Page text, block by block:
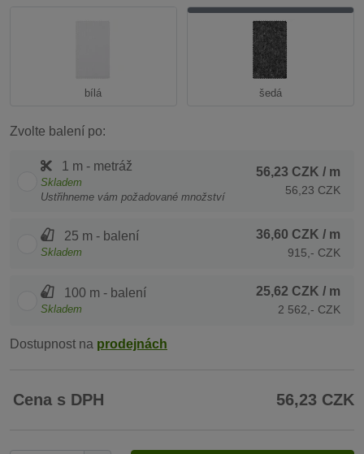
bílá šedá
Zvolte balení po:
1 m - metráž
Skladem
Ustřihneme vám požadované množství
56,23 CZK / m
56,23 CZK
25 m - balení
Skladem
36,60 CZK / m
915,- CZK
100 m - balení
Skladem
25,62 CZK / m
2 562,- CZK
Dostupnost na prodejnách
Cena s DPH 56,23 CZK